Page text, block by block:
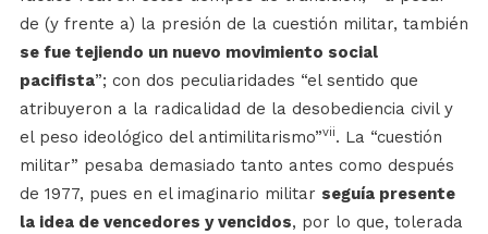
de (y frente a) la presión de la cuestión militar, también
se fue tejiendo un nuevo movimiento social
pacifista”; con dos peculiaridades “el sentido que
atribuyeron a la radicalidad de la desobediencia civil y
el peso ideológico del antimilitarismo”vii. La “cuestión
militar” pesaba demasiado tanto antes como después
de 1977, pues en el imaginario militar seguía presente
la idea de vencedores y vencidos, por lo que, tolerada